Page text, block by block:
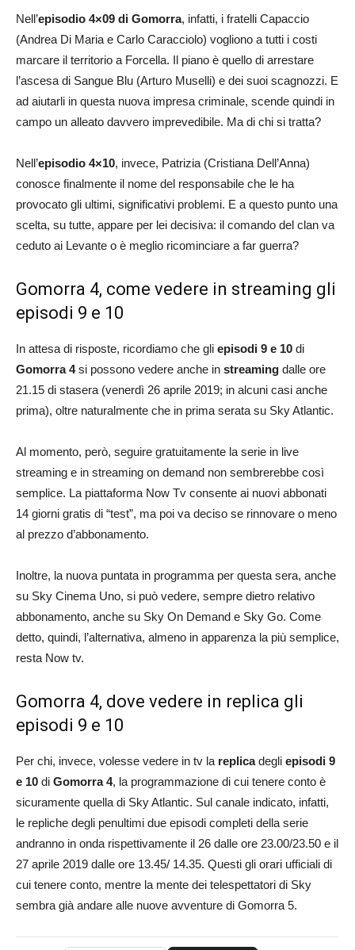
Nell’episodio 4×09 di Gomorra, infatti, i fratelli Capaccio
(Andrea Di Maria e Carlo Caracciolo) vogliono a tutti i costi
marcare il territorio a Forcella. Il piano è quello di arrestare
l’ascesa di Sangue Blu (Arturo Muselli) e dei suoi scagnozzi. E
ad aiutarli in questa nuova impresa criminale, scende quindi in
campo un alleato davvero imprevedibile. Ma di chi si tratta?
Nell’episodio 4×10, invece, Patrizia (Cristiana Dell’Anna)
conosce finalmente il nome del responsabile che le ha
provocato gli ultimi, significativi problemi. E a questo punto una
scelta, su tutte, appare per lei decisiva: il comando del clan va
ceduto ai Levante o è meglio ricominciare a far guerra?
Gomorra 4, come vedere in streaming gli
episodi 9 e 10
In attesa di risposte, ricordiamo che gli episodi 9 e 10 di
Gomorra 4si possono vedere anche in streaming dalle ore
21.15 di stasera (venerdì 26 aprile 2019; in alcuni casi anche
prima), oltre naturalmente che in prima serata su Sky Atlantic.
Al momento, però, seguire gratuitamente la serie in live
streaming e in streaming on demand non sembrerebbe così
semplice. La piattaforma Now Tv consente ai nuovi abbonati
14 giorni gratis di “test”, ma poi va deciso se rinnovare o meno
al prezzo d’abbonamento.
Inoltre, la nuova puntata in programma per questa sera, anche
su Sky Cinema Uno, si può vedere, sempre dietro relativo
abbonamento, anche su Sky On Demand e Sky Go. Come
detto, quindi, l’alternativa, almeno in apparenza la più semplice,
resta Now tv.
Gomorra 4, dove vedere in replica gli
episodi 9 e 10
Per chi, invece, volesse vedere in tv la replicadegli episodi 9
e 10 di Gomorra 4, la programmazione di cui tenere conto è
sicuramente quella di Sky Atlantic. Sul canale indicato, infatti,
le repliche degli penultimi due episodi completi della serie
andranno in onda rispettivamente il 26 dalle ore 23.00/23.50 e il
27 aprile 2019 dalle ore 13.45/ 14.35. Questi gli orari ufficiali di
cui tenere conto, mentre la mente dei telespettatori di Sky
sembra già andare alle nuove avventure di Gomorra 5.